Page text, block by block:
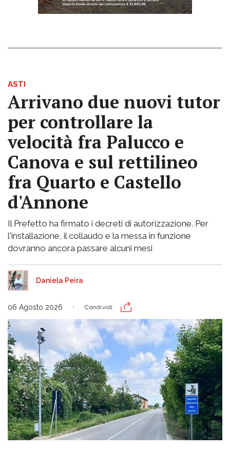
ASTI
Arrivano due nuovi tutor
per controllare la
velocità fra Palucco e
Canova e sul rettilineo
fra Quarto e Castello
d'Annone
Il Prefetto ha firmato i decreti di autorizzazione. Per
l'installazione, il collaudo e la messa in funzione
dovranno ancora passare alcuni mesi
Daniela Peira
06 Agosto 2026 Condividi